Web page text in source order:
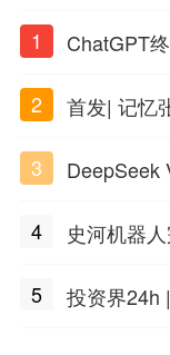
1
ChatGPT
2
首发| 记忆
3
DeepSeek
4
史河机器
5
投资界24h